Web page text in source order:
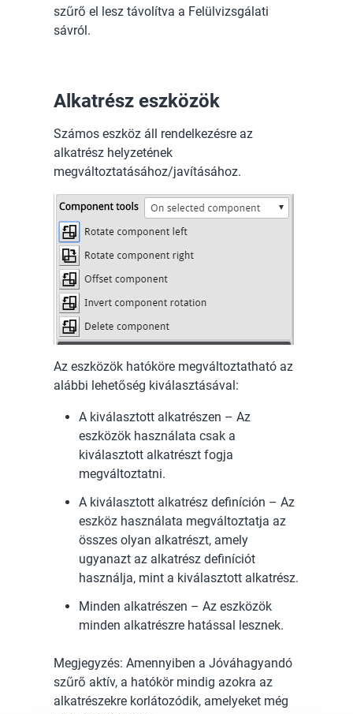
szűrő el lesz távolítva a Felülvizsgálati
sávról.
Alkatrész eszközök
Számos eszköz áll rendelkezésre az
alkatrész helyzetének
megváltoztatásához/javításához.
Az eszközök hatóköre megváltoztatható az
alábbi lehetőség kiválasztásával:
A kiválasztott alkatrészen – Az
eszközök használata csak a
kiválasztott alkatrészt fogja
megváltoztatni.
A kiválasztott alkatrész definíción – Az
eszköz használata megváltoztatja az
összes olyan alkatrészt, amely
ugyanazt az alkatrész definíciót
használja, mint a kiválasztott alkatrész.
Minden alkatrészen – Az eszközök
minden alkatrészre hatással lesznek.
Megjegyzés: Amennyiben a Jóváhagyandó
szűrő aktív, a hatókör mindig azokra az
alkatrészekre korlátozódik, amelyeket még